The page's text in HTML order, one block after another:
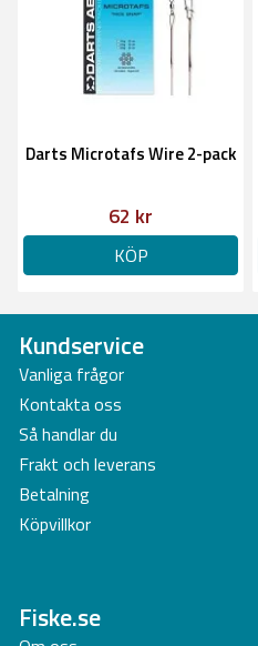
Darts Microtafs Wire 2-pack
62 kr
KÖP
Kundservice
Vanliga frågor
Kontakta oss
Så handlar du
Frakt och leverans
Betalning
Köpvillkor
Fiske.se